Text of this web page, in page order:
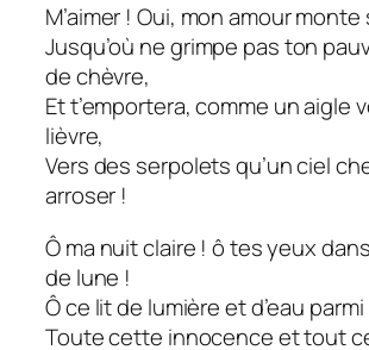
M’aimer ! Oui, mon amour
Jusqu’où ne grimpe pas ton
de chèvre,
Et t’emportera, comme un aigle
lièvre,
Vers des serpolets qu’un ciel
arroser !
Ô ma nuit claire ! ô tes yeux
de lune !
Ô ce lit de lumière et d’eau
Toute cette innocence et tout